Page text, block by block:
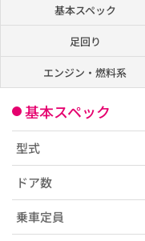
基本スペック
足回り
エンジン・燃料系
基本スペック
型式
ドア数
乗車定員